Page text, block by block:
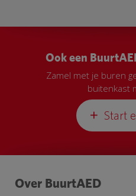
Ook een
Zamel met je buren
buitenkast
Start
Over BuurtAED